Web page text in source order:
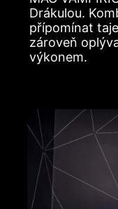
Drákulou.
přípomínat
zároveň
výkonem.